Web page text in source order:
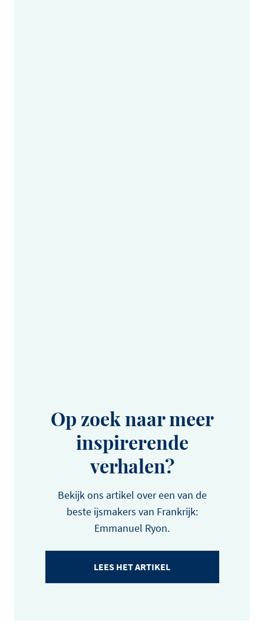
Op zoek naar meer
inspirerende
verhalen?
Bekijk ons artikel over een van de
beste ijsmakers van Frankrijk:
Emmanuel Ryon.
LEES HET ARTIKEL